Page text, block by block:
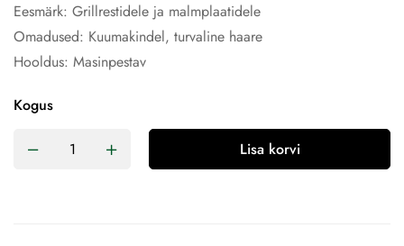
Eesmärk: Grillrestidele ja malmplaatidele
Omadused: Kuumakindel, turvaline haare
Hooldus: Masinpestav
Kogus
Lisa korvi